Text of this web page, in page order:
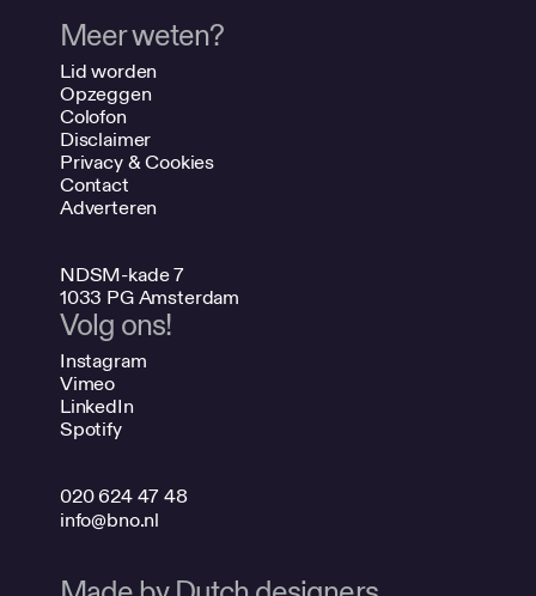
Meer weten?
Lid worden
Opzeggen
Colofon
Disclaimer
Privacy & Cookies
Contact
Adverteren
NDSM-kade 7
1033 PG Amsterdam
Volg ons!
Instagram
Vimeo
LinkedIn
Spotify
020 624 47 48
info@bno.nl